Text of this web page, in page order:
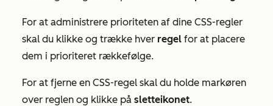
For at administrere prioriteten af dine CSS-regler
skal du klikke og trække hver regel for at placere
dem i prioriteret rækkefølge.
For at fjerne en CSS-regel skal du holde markøren
over reglen og klikke på sletteikonet.